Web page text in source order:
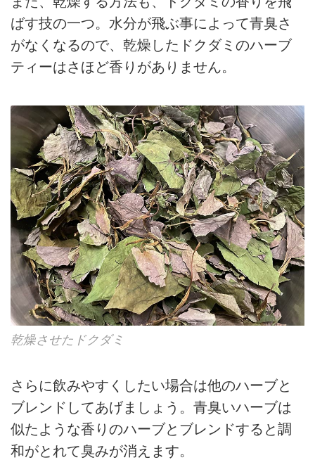
ばす技の一つ。水分が飛ぶ事によって青臭さ
がなくなるので、乾燥したドクダミのハーブ
ティーはさほど香りがありません。
乾燥させたドクダミ
さらに飲みやすくしたい場合は他のハーブと
ブレンドしてあげましょう。青臭いハーブは
似たような香りのハーブとブレンドすると調
和がとれて臭みが消えます。